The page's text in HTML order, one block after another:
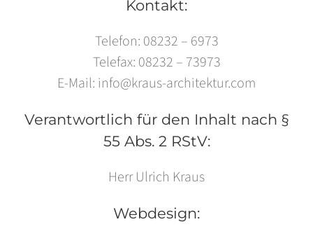
Kontakt:
Telefon: 08232 – 6973
Telefax: 08232 – 73973
E-Mail: info@kraus-architektur.com
Verantwortlich für den Inhalt nach §
55 Abs. 2 RStV:
Herr Ulrich Kraus
Webdesign: